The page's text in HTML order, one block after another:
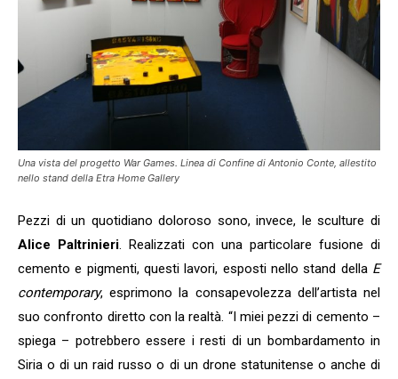
Una vista del progetto War Games. Linea di Confine di Antonio Conte, allestito
nello stand della Etra Home Gallery
Pezzi di un quotidiano doloroso sono, invece, le sculture di
Alice Paltrinieri . Realizzati con una particolare fusione di
cemento e pigmenti, questi lavori, esposti nello stand della E
contemporary, esprimono la consapevolezza dell’artista nel
suo confronto diretto con la realtà. “I miei pezzi di cemento –
spiega – potrebbero essere i resti di un bombardamento in
Siria o di un raid russo o di un drone statunitense o anche di